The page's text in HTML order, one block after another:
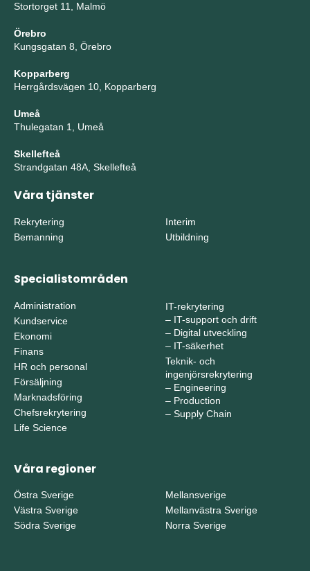
Stortorget 11, Malmö
Örebro
Kungsgatan 8, Örebro
Kopparberg
Herrgårdsvägen 10, Kopparberg
Umeå
Thulegatan 1, Umeå
Skellefteå
Strandgatan 48A, Skellefteå
Våra tjänster
Rekrytering
Bemanning
Interim
Utbildning
Specialistområden
Administration
Kundservice
Ekonomi
Finans
HR och personal
Försäljning
Marknadsföring
Chefsrekrytering
Life Science
IT-rekrytering
– IT-support och drift
– Digital utveckling
– IT-säkerhet
Teknik- och
ingenjörsrekrytering
– Engineering
– Production
– Supply Chain
Våra regioner
Östra Sverige
Västra Sverige
Södra Sverige
Mellansverige
Mellanvästra Sverige
Norra Sverige